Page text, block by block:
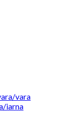
vara
iarna